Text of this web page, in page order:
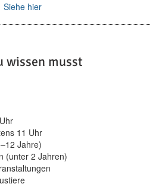
Siehe hier
wissen musst
11 Uhr
Jahre)
(unter 2 Jahren)